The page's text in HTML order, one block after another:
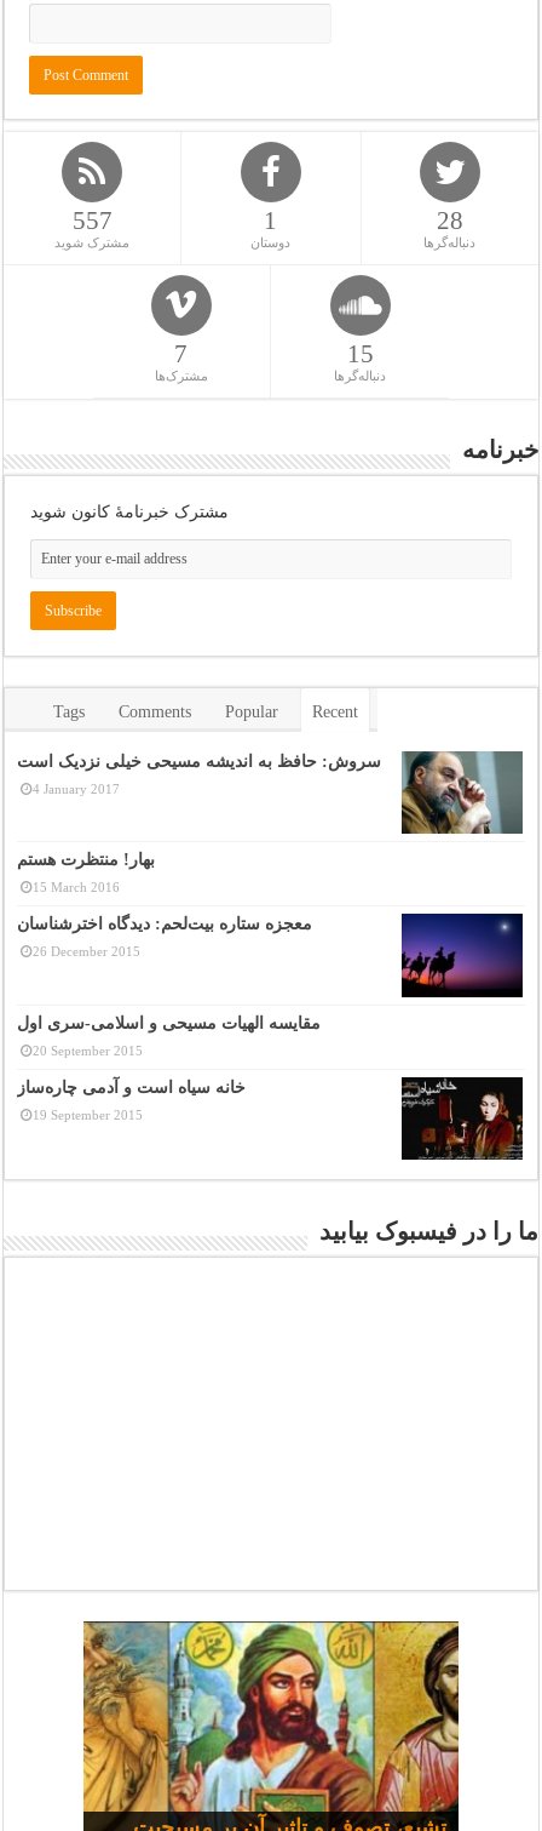
557
مشترک شوید
1
دوستان
28
دنباله‌گرها
7
مشترک‌ها
15
دنباله‌گرها
خبرنامه
مشترک خبرنامهٔ کانون شوید
Recent
Popular
Comments
Tags
سروش: حافظ به اندیشه مسیحی خیلی نزدیک است
4 January 2017
بهار! منتظرت هستم
15 March 2016
معجزه ستاره بیت‌لحم: دیدگاه اخترشناسان
26 December 2015
مقایسه الهیات مسیحی و اسلامی-سری اول
20 September 2015
خانه سیاه است و آدمی چاره‌ساز
19 September 2015
ما را در فیسبوک بیابید